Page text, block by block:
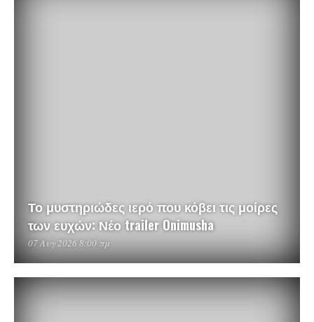
Το μυστηριώδες ιερό που κόβει τις μοίρες
των ευχών: Νέο trailer Onimusha
07 Αυγ 2026 8:00 πμ